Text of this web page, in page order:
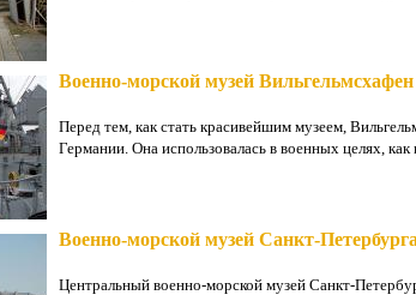
Военно-морской музей Вильгельмсхафен
Перед тем, как стать красивейшим музеем,
Германии. Она использовалась в военных целях, как
Военно-морской музей Санкт-Петербурга
Центральный военно-морской музей Санкт-